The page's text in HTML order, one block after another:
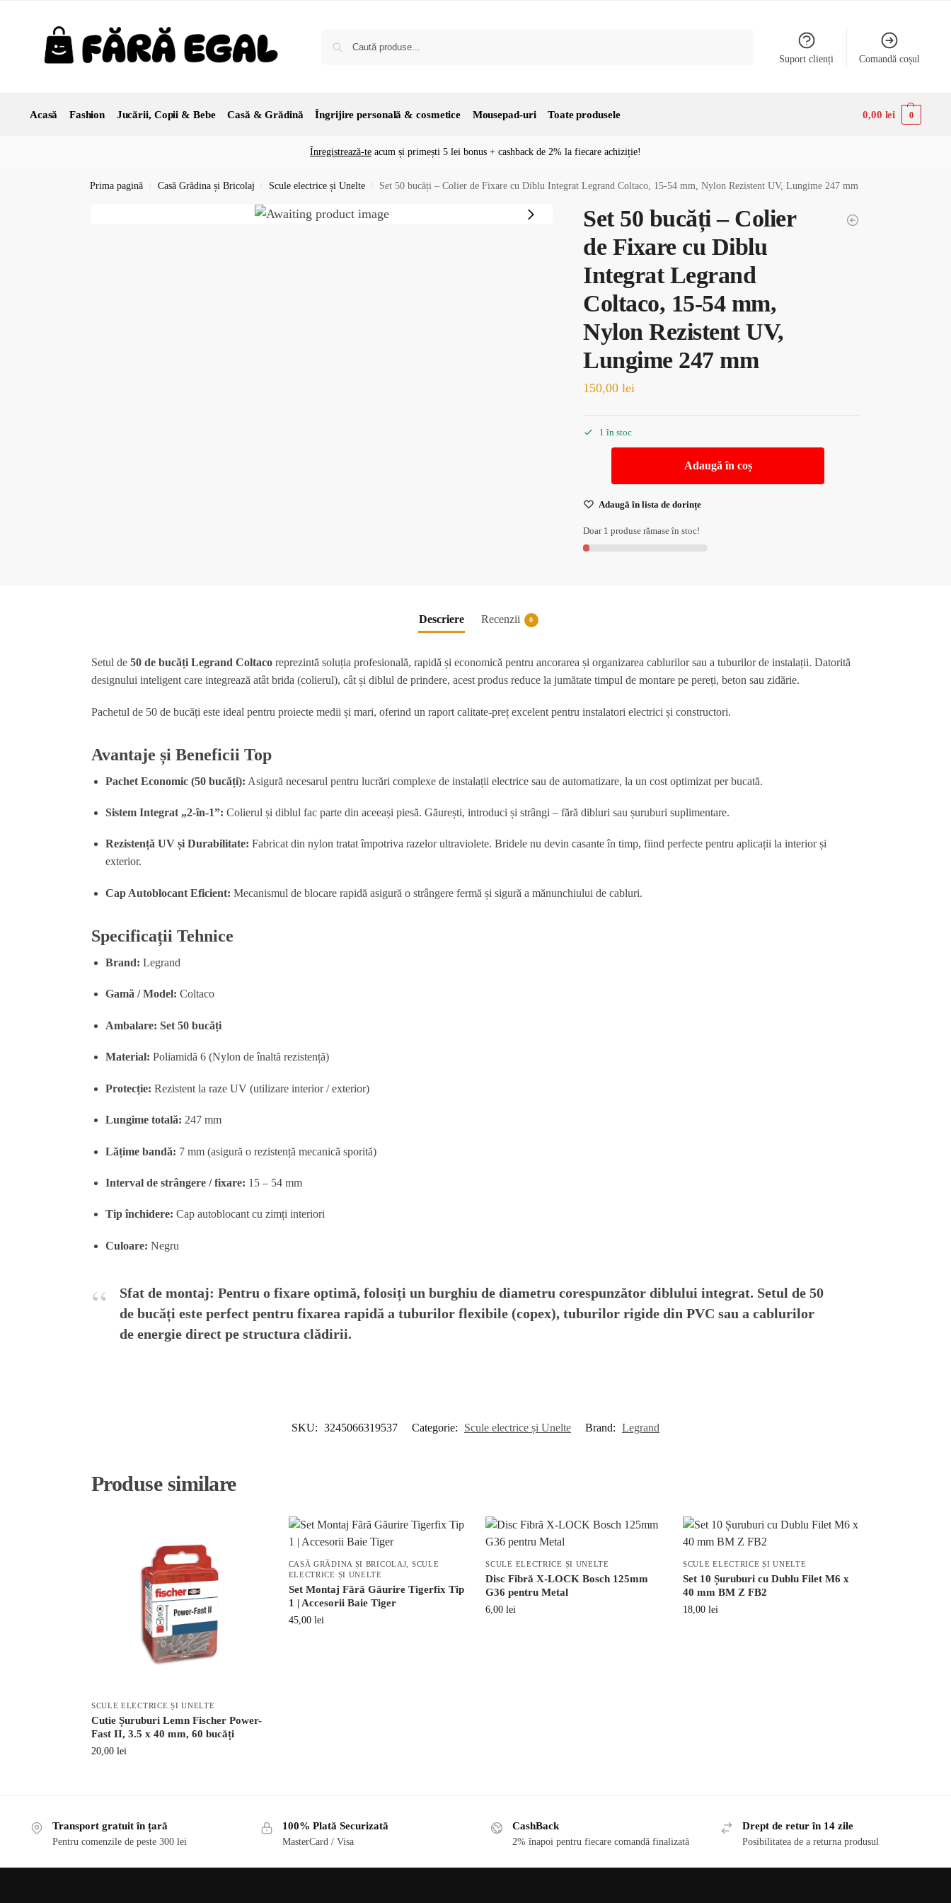
Suport clienți Comandă coșul
Acasă Fashion Jucării, Copii & Bebe Casă & Grădină Îngrijire personală & cosmetice Mousepad-uri Toate produsele 0,00 lei 0
Înregistrează-te acum și primești 5 lei bonus + cashback de 2% la fiecare achiziție!
Prima pagină / Casă Grădina și Bricolaj / Scule electrice și Unelte / Set 50 bucăți – Colier de Fixare cu Diblu Integrat Legrand Coltaco, 15-54 mm, Nylon Rezistent UV, Lungime 247 mm
Set 50 bucăți – Colier
de Fixare cu Diblu
Integrat Legrand
Coltaco, 15-54 mm,
Nylon Rezistent UV,
Lungime 247 mm
150,00lei
1 în stoc
Adaugă în coș
Adaugă în lista de dorințe
Doar 1 produse rămase în stoc!
Descriere Recenzii 0
Setul de 50 de bucăți Legrand Coltacoreprezintă soluția profesională, rapidă și economică pentru ancorarea și organizarea cablurilor sau a tuburilor de instalații. Datorită
designului inteligent care integrează atât brida (colierul), cât și diblul de prindere, acest produs reduce la jumătate timpul de montare pe pereți, beton sau zidărie.
Pachetul de 50 de bucăți este ideal pentru proiecte medii și mari, oferind un raport calitate-preț excelent pentru instalatori electrici și constructori.
Avantaje și Beneficii Top
Pachet Economic (50 bucăți): Asigură necesarul pentru lucrări complexe de instalații electrice sau de automatizare, la un cost optimizat per bucată.
Sistem Integrat „2-în-1”: Colierul și diblul fac parte din aceeași piesă. Găurești, introduci și strângi – fără dibluri sau șuruburi suplimentare.
Rezistență UV și Durabilitate: Fabricat din nylon tratat împotriva razelor ultraviolete. Bridele nu devin casante în timp, fiind perfecte pentru aplicații la interior și
exterior.
Cap Autoblocant Eficient: Mecanismul de blocare rapidă asigură o strângere fermă și sigură a mănunchiului de cabluri.
Specificații Tehnice
Brand: Legrand
Gamă / Model: Coltaco
Ambalare: Set 50 bucăți
Material: Poliamidă 6 (Nylon de înaltă rezistență)
Protecție: Rezistent la raze UV (utilizare interior / exterior)
Lungime totală: 247 mm
Lățime bandă: 7 mm (asigură o rezistență mecanică sporită)
Interval de strângere / fixare: 15 – 54 mm
Tip închidere: Cap autoblocant cu zimți interiori
Culoare: Negru
Sfat de montaj: Pentru o fixare optimă, folosiți un burghiu de diametru corespunzător diblului integrat. Setul de 50
de bucăți este perfect pentru fixarea rapidă a tuburilor flexibile (copex), tuburilor rigide din PVC sau a cablurilor
de energie direct pe structura clădirii.
SKU: 3245066319537 Categorie: Scule electrice și Unelte Brand: Legrand
Produse similare
SCULE ELECTRICE ȘI UNELTE
Cutie Șuruburi Lemn Fischer Power-
Fast II, 3.5 x 40 mm, 60 bucăți
20,00 lei
CASĂ GRĂDINA ȘI BRICOLAJ
SCULE
ELECTRICE ȘI UNELTE
Set Montaj Fără Găurire Tigerfix Tip
1 | Accesorii Baie Tiger
45,00 lei
SCULE ELECTRICE ȘI UNELTE
Disc Fibră X-LOCK Bosch 125mm
G36 pentru Metal
6,00lei
SCULE ELECTRICE ȘI UNELTE
Set 10 Șuruburi cu Dublu Filet M6 x
40 mm BM Z FB2
18,00lei
Transport gratuit în țară
Pentru comenzile de peste 300 lei
100% Plată Securizată
MasterCard / Visa
CashBack
2% înapoi pentru fiecare comandă finalizată
Drept de retur în 14 zile
Posibilitatea de a returna produsul